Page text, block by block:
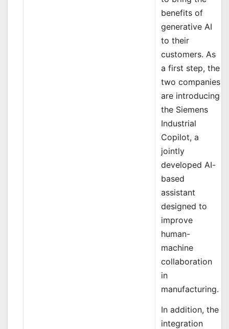
benefits of
generative AI
to their
customers. As
a first step, the
two companies
are introducing
the Siemens
Industrial
Copilot, a
jointly
developed AI-
based
assistant
designed to
improve
human-
machine
collaboration
in
manufacturing.
In addition, the
integration